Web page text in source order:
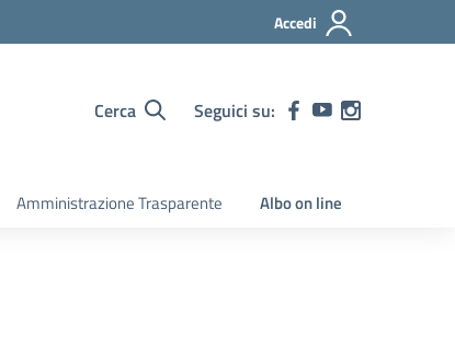
Accedi
Cerca Seguici su:
Amministrazione Trasparente Albo on line